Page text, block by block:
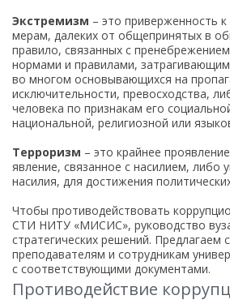
Экстремизм – это приверженность
мерам, далеких от общепринятых в
правило, связанных с
нормами и правилами, затрагивающим
во многом основывающихся на
исключительности, превосходства,
человека по признакам его
национальной, религиозной или
Терроризм – это крайнее
явление, связанное с насилием, либо
насилия, для достижения
Чтобы противодействовать
СТИ НИТУ «МИСИС», руководство
стратегических решений. Предлагаем
преподавателям и сотрудникам
с соответствующими документами.
Противодействие